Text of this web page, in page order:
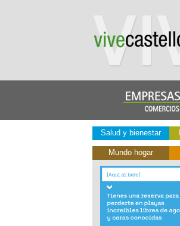
Salud y bienestar
Mundo hogar